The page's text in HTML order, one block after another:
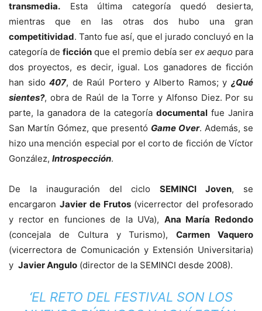
transmedia. Esta última categoría quedó desierta,
mientras que en las otras dos hubo una gran
competitividad. Tanto fue así, que el jurado concluyó en la
categoría de ficción que el premio debía ser ex aequo para
dos proyectos, es decir, igual. Los ganadores de ficción
han sido407, de Raúl Portero y Alberto Ramos; y¿Qué
sientes?, obra de Raúl de la Torre y Alfonso Diez. Por su
parte, la ganadora de la categoría documental fue Janira
San Martín Gómez, que presentó Game Over. Además, se
hizo una mención especial por el corto de ficción de Víctor
González, Introspección.
De la inauguración del cicloSEMINCI Joven, se
encargaron Javier de Frutos(vicerrector del profesorado
y rector en funciones de la UVa), Ana María Redondo
(concejala de Cultura y Turismo),Carmen Vaquero
(vicerrectora de Comunicación y Extensión Universitaria)
y Javier Angulo (director de la SEMINCI desde 2008).
‘EL RETO DEL FESTIVAL SON LOS